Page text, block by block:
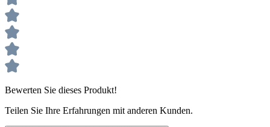
Bewerten Sie dieses Produkt!
Teilen Sie Ihre Erfahrungen mit anderen Kunden.